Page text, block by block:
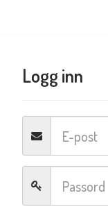
Logg inn